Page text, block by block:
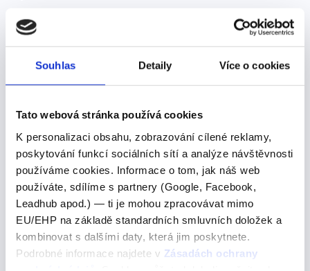
Souhlas Detaily Více o cookies
Tato webová stránka používá cookies
K personalizaci obsahu, zobrazování cílené reklamy,
poskytování funkcí sociálních sítí a analýze návštěvnosti
používáme cookies. Informace o tom, jak náš web
používáte, sdílíme s partnery (Google, Facebook,
Leadhub apod.) — ti je mohou zpracovávat mimo
EU/EHP na základě standardních smluvních doložek a
kombinovat s dalšími daty, která jim poskytnete.
Podrobné informace najdete v Zásadách ochrany
Učit se -->
APRENDER – učit se (pravidelné sloveso) aprendo –
učím se aprendes – učíš se aprende – učí se
aprendemos – učíme se aprendéis – učíte se aprenden –
"empesar"
"empesar"
Začít -->
EMPEZAR – začít – E → IE empiezo – začínám
empiezas – začínáš empieza – začíná empezamos –